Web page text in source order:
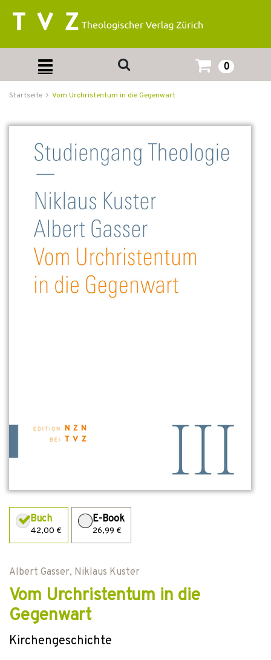
0
Startseite Vom Urchristentum in die Gegenwart
Buch
42,00 €
E-Book
26,99 €
Albert Gasser, Niklaus Kuster
Vom Urchristentum in die
Gegenwart
Kirchengeschichte